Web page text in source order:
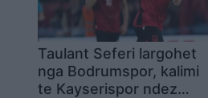
Taulant Seferi largohet
nga Bodrumspor, kalimi
te Kayserispor ndez